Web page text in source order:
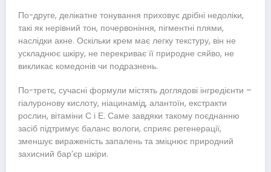
По-друге, делікатне тонування приховує дрібні недоліки,
такі як нерівний тон, почервоніння, пігментні плями,
наслідки акне. Оскільки крем має легку текстуру, він не
ускладнює шкіру, не перекриває її природне сяйво, не
викликає комедонів чи подразнень.
По-третє, сучасні формули містять доглядові інгредієнти –
гіалуронову кислоту, ніацинамід, алантоїн, екстракти
рослин, вітаміни С і Е. Саме завдяки такому поєднанню
засіб підтримує баланс вологи, сприяє регенерації,
зменшує вираженість запалень та зміцнює природний
захисний бар’єр шкіри.